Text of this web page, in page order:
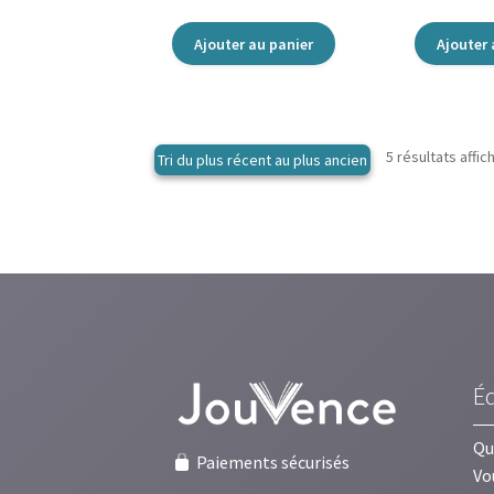
Ajouter au panier Ajouter
5 résultats
Paiements sécurisés